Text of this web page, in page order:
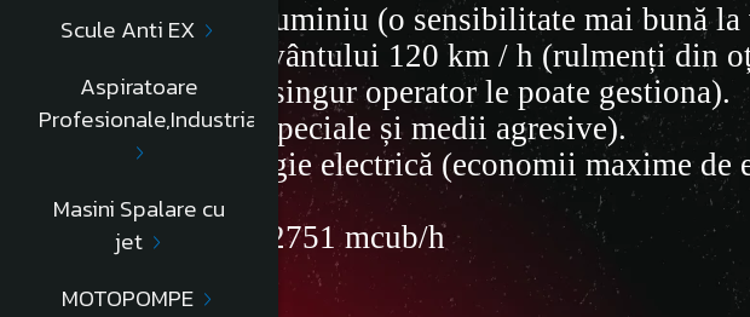
Scule Anti EX
Aspiratoare
Profesionale,Industriale
Masini Spalare cu
jet
MOTOPOMPE
Corp și lame din aluminiu (o sensibilitate mai bună
• Viteza maximă a vântului 120 km / h (rulmenți din
• Super ușoară (un singur operator le poate gestiona).
• Rezistent (nituri speciale și medii agresive).
• Nu consumă energie electrică (economii maxime de
Ø=400mm
Debit extras =394/2751 mcub/h
Informatii conformitate produs